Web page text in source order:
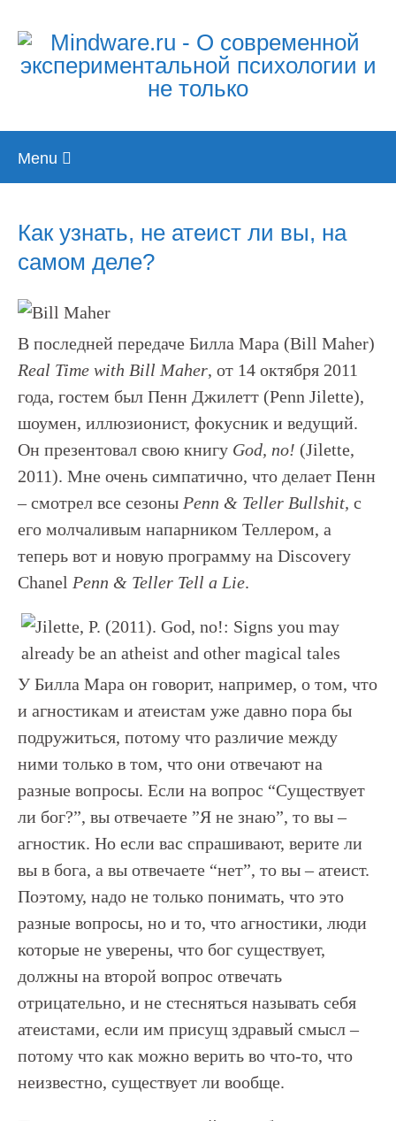
Menu
Как узнать, не атеист ли вы, на
самом деле?
В последней передаче Билла Мара (Bill Maher)
Real Time with Bill Maher, от 14 октября 2011
года, гостем был Пенн Джилетт (Penn Jilette),
шоумен, иллюзионист, фокусник и ведущий.
Он презентовал свою книгу God, no! (Jilette,
2011). Мне очень симпатично, что делает Пенн
– смотрел все сезоны Penn & Teller Bullshit, с
его молчаливым напарником Теллером, а
теперь вот и новую программу на Discovery
Chanel Penn & Teller Tell a Lie.
У Билла Мара он говорит, например, о том, что
и агностикам и атеистам уже давно пора бы
подружиться, потому что различие между
ними только в том, что они отвечают на
разные вопросы. Если на вопрос “Существует
ли бог?”, вы отвечаете ”Я не знаю”, то вы –
агностик. Но если вас спрашивают, верите ли
вы в бога, а вы отвечаете “нет”, то вы – атеист.
Поэтому, надо не только понимать, что это
разные вопросы, но и то, что агностики, люди
которые не уверены, что бог существует,
должны на второй вопрос отвечать
отрицательно, и не стесняться называть себя
атеистами, если им присущ здравый смысл –
потому что как можно верить во что-то, что
неизвестно, существует ли вообще.